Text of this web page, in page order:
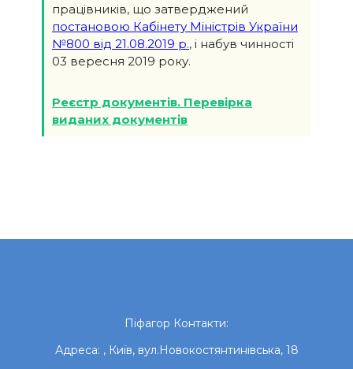
працівників, що затверджений
постановою Кабінету Міністрів України
№800 від 21.08.2019 р., і набув чинності
03 вересня 2019 року.
Реєстр документів. Перевірка
виданих документів
Піфагор Контакти:
Адреса: , Київ, вул.Новокостянтинівська, 18